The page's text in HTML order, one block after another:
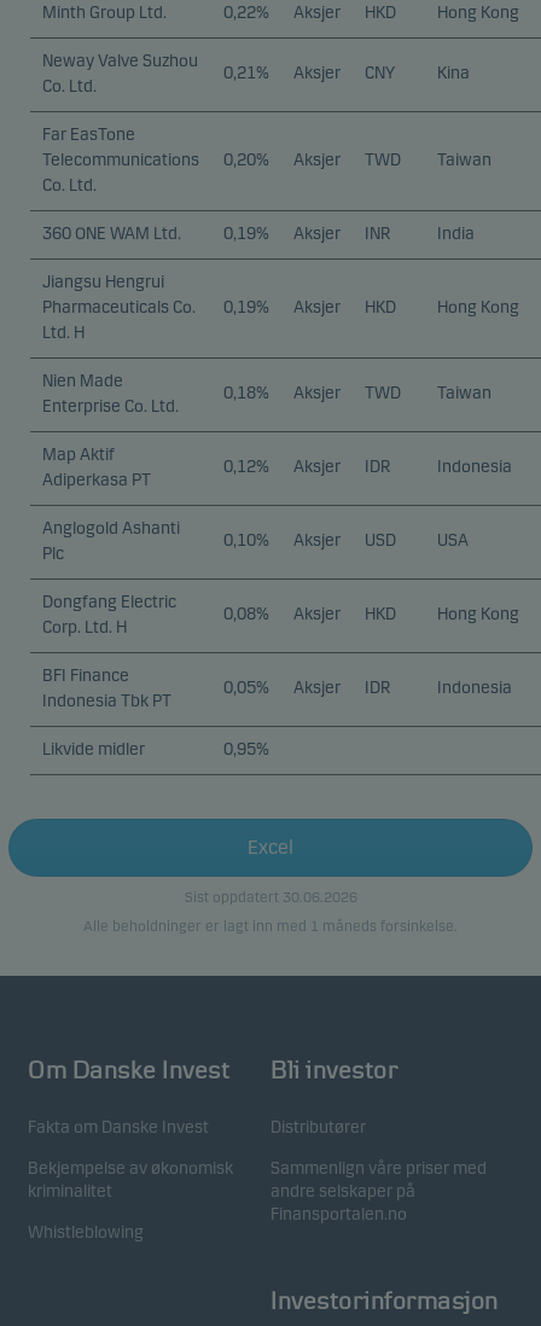
Minth Group Ltd. 0,22% Aksjer HKD Hong Kong
Neway Valve Suzhou
Co. Ltd.
0,21% Aksjer CNY Kina
Far EasTone
Telecommunications
Co. Ltd.
0,20% Aksjer TWD Taiwan
360 ONE WAM Ltd. 0,19% Aksjer INR India
Jiangsu Hengrui
Pharmaceuticals Co.
Ltd. H
0,19% Aksjer HKD Hong Kong
Nien Made
Enterprise Co. Ltd.
0,18% Aksjer TWD Taiwan
Map Aktif
Adiperkasa PT
0,12% Aksjer IDR Indonesia
Anglogold Ashanti
Plc
0,10% Aksjer USD USA
Dongfang Electric
Corp. Ltd. H
0,08% Aksjer HKD Hong Kong
BFI Finance
Indonesia Tbk PT
0,05% Aksjer IDR Indonesia
Likvide midler 0,95%
Excel
Sist oppdatert 30.06.2026
Alle beholdninger er lagt inn med 1 måneds forsinkelse.
Om Danske Invest
Fakta om Danske Invest
Bekjempelse av økonomisk
kriminalitet
Whistleblowing
Bli investor
Distributører
Sammenlign våre priser med
andre selskaper på
Finansportalen.no
Investorinformasjon